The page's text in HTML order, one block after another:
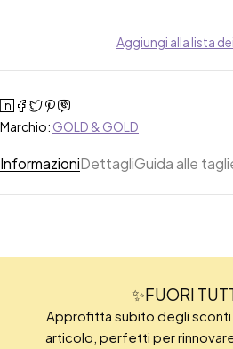
Aggiungi alla lista
Marchio: GOLD & GOLD
InformazioniDettagliGuida alle
✨FUORI
Approfitta subito degli sconti
articolo, perfetti per